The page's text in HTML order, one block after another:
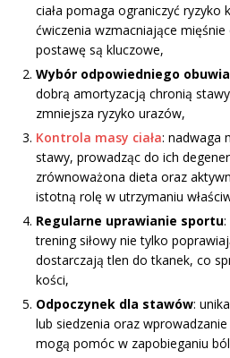
ciała pomaga ograniczyć ryzyko
ćwiczenia wzmacniające
postawę są kluczowe,
Wybór odpowiedniego obuwia
dobrą amortyzacją chronią
zmniejsza ryzyko urazów,
Kontrola masy ciała: nadwaga
stawy, prowadząc do ich
zrównoważona dieta oraz
istotną rolę w utrzymaniu
Regularne uprawianie sportu:
trening siłowy nie tylko
dostarczają tlen do tkanek, co
kości,
Odpoczynek dla stawów:
lub siedzenia oraz
mogą pomóc w zapobieganiu